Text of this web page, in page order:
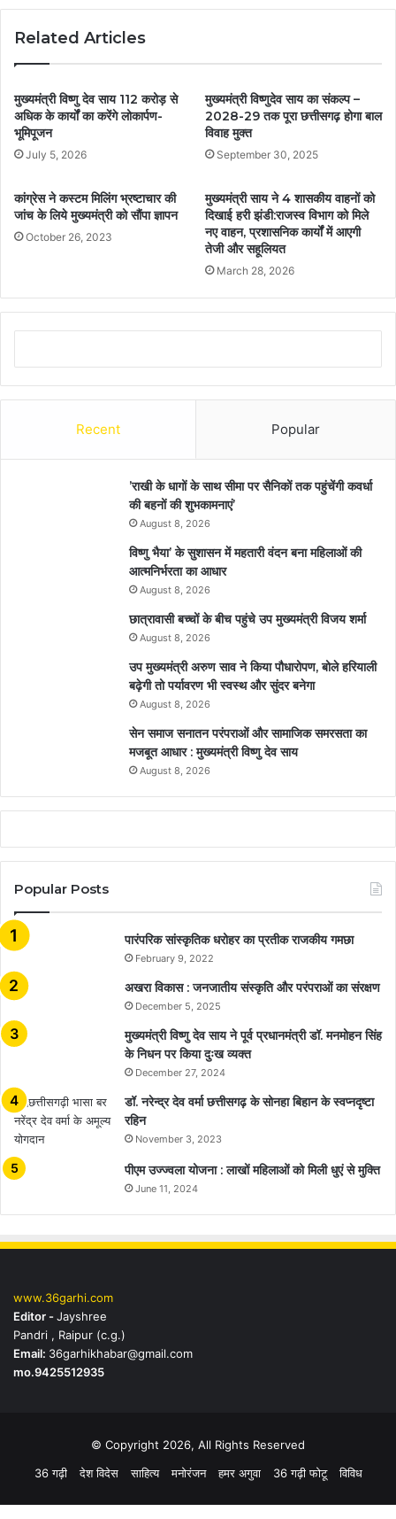
Related Articles
मुख्यमंत्री विष्णु देव साय 112 करोड़ से
अधिक के कार्यों का करेंगे लोकार्पण-
भूमिपूजन
July 5, 2026
मुख्यमंत्री विष्णुदेव साय का संकल्प –
2028-29 तक पूरा छत्तीसगढ़ होगा बाल
विवाह मुक्त
September 30, 2025
कांग्रेस ने कस्टम मिलिंग भ्रष्टाचार की
जांच के लिये मुख्यमंत्री को सौंपा ज्ञापन
October 26, 2023
मुख्यमंत्री साय ने 4 शासकीय वाहनों को
दिखाई हरी झंडी:राजस्व विभाग को मिले
नए वाहन, प्रशासनिक कार्यों में आएगी
तेजी और सहूलियत
March 28, 2026
Recent Popular
’राखी के धागों के साथ सीमा पर सैनिकों तक पहुंचेंगी कवर्धा
की बहनों की शुभकामनाएं’
August 8, 2026
विष्णु भैया’ के सुशासन में महतारी वंदन बना महिलाओं की
आत्मनिर्भरता का आधार
August 8, 2026
छात्रावासी बच्चों के बीच पहुंचे उप मुख्यमंत्री विजय शर्मा
August 8, 2026
उप मुख्यमंत्री अरुण साव ने किया पौधारोपण, बोले हरियाली
बढ़ेगी तो पर्यावरण भी स्वस्थ और सुंदर बनेगा
August 8, 2026
सेन समाज सनातन परंपराओं और सामाजिक समरसता का
मजबूत आधार : मुख्यमंत्री विष्णु देव साय
August 8, 2026
Popular Posts
​​​​​​​पारंपरिक सांस्कृतिक धरोहर का प्रतीक राजकीय गमछा
February 9, 2022
अखरा विकास : जनजातीय संस्कृति और परंपराओं का संरक्षण
December 5, 2025
मुख्यमंत्री विष्णु देव साय ने पूर्व प्रधानमंत्री डॉ. मनमोहन सिंह
के निधन पर किया दुःख व्यक्त
December 27, 2024
डॉ. नरेन्द्र देव वर्मा छत्तीसगढ़ के सोनहा बिहान के स्वप्नदृष्टा
रहिन
November 3, 2023
पीएम उज्ज्वला योजना : लाखों महिलाओं को मिली धुएं से मुक्ति
June 11, 2024
www.36garhi.com
Editor -Jayshree
Pandri , Raipur (c.g.)
Email: 36garhikhabar@gmail.com
mo.9425512935
© Copyright 2026, All Rights Reserved
36 गढ़ी
देश विदेस साहित्य मनोरंजन हमर अगुवा 36 गढ़ी फोटू विविध